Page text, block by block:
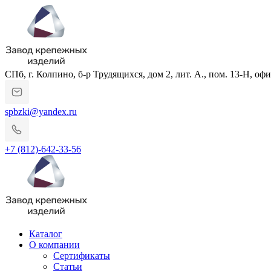
СПб, г. Колпино, б-р Трудящихся, дом 2, лит. А., пом. 13-Н,
spbzki@yandex.ru
+7 (812)-642-33-56
Каталог
О компании
Сертификаты
Статьи